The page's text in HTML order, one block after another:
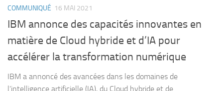
COMMUNIQUÉ 16 MAI 2021
IBM annonce des capacités innovantes en
matière de Cloud hybride et d’IA pour
accélérer la transformation numérique
IBM a annoncé des avancées dans les domaines de
l’intelligence artificielle (IA), du Cloud hybride et de